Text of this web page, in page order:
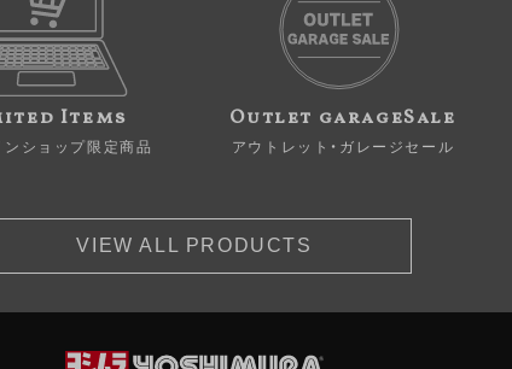
Items
ンショップ限定商品
Outlet garageSale
アウトレット・ガレージセール
VIEW ALL PRODUCTS